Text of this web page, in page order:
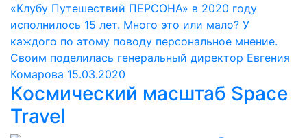
«Клубу Путешествий ПЕРСОНА» в 2020 году
исполнилось 15 лет. Много это или мало? У
каждого по этому поводу персональное мнение.
Своим поделилась генеральный директор Евгения
Комарова 15.03.2020
Космический масштаб Space
Travel